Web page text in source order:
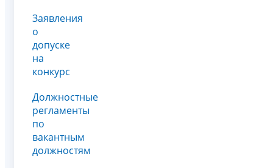
Заявления
о
допуске
на
конкурс
Должностные
регламенты
по
вакантным
должностям